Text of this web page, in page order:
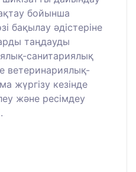
бойынша
бақылау әдістеріне
таңдауды
санитариялық
ветеринариялық-
жүргізу кезінде
және ресімдеу